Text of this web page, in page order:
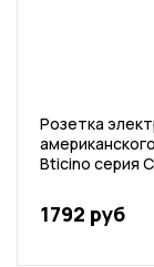
Розетка
Bticino серия
1792 руб